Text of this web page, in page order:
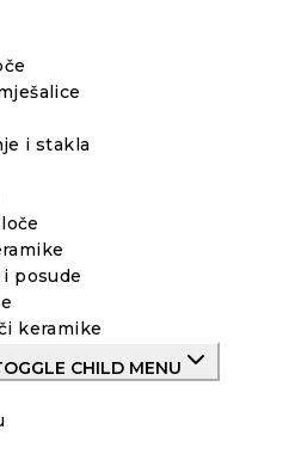
i stakla
posude
keramike
CHILD MENU